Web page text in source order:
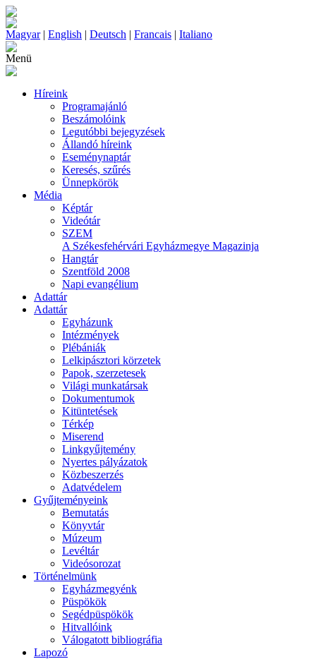
Magyar| English | Deutsch | Francais | Italiano
Menü
Híreink
Programajánló
Beszámolóink
Legutóbbi bejegyzések
Állandó híreink
Eseménynaptár
Keresés, szűrés
Ünnepkörök
Média
Képtár
Videótár
SZEM
A Székesfehérvári Egyházmegye Magazinja
Hangtár
Szentföld 2008
Napi evangélium
Adattár
Adattár
Egyházunk
Intézmények
Plébániák
Lelkipásztori körzetek
Papok, szerzetesek
Világi munkatársak
Dokumentumok
Kitüntetések
Térkép
Miserend
Linkgyűjtemény
Nyertes pályázatok
Közbeszerzés
Adatvédelem
Gyűjteményeink
Bemutatás
Könyvtár
Múzeum
Levéltár
Videósorozat
Történelmünk
Egyházmegyénk
Püspökök
Segédpüspökök
Hitvallóink
Válogatott bibliográfia
Lapozó